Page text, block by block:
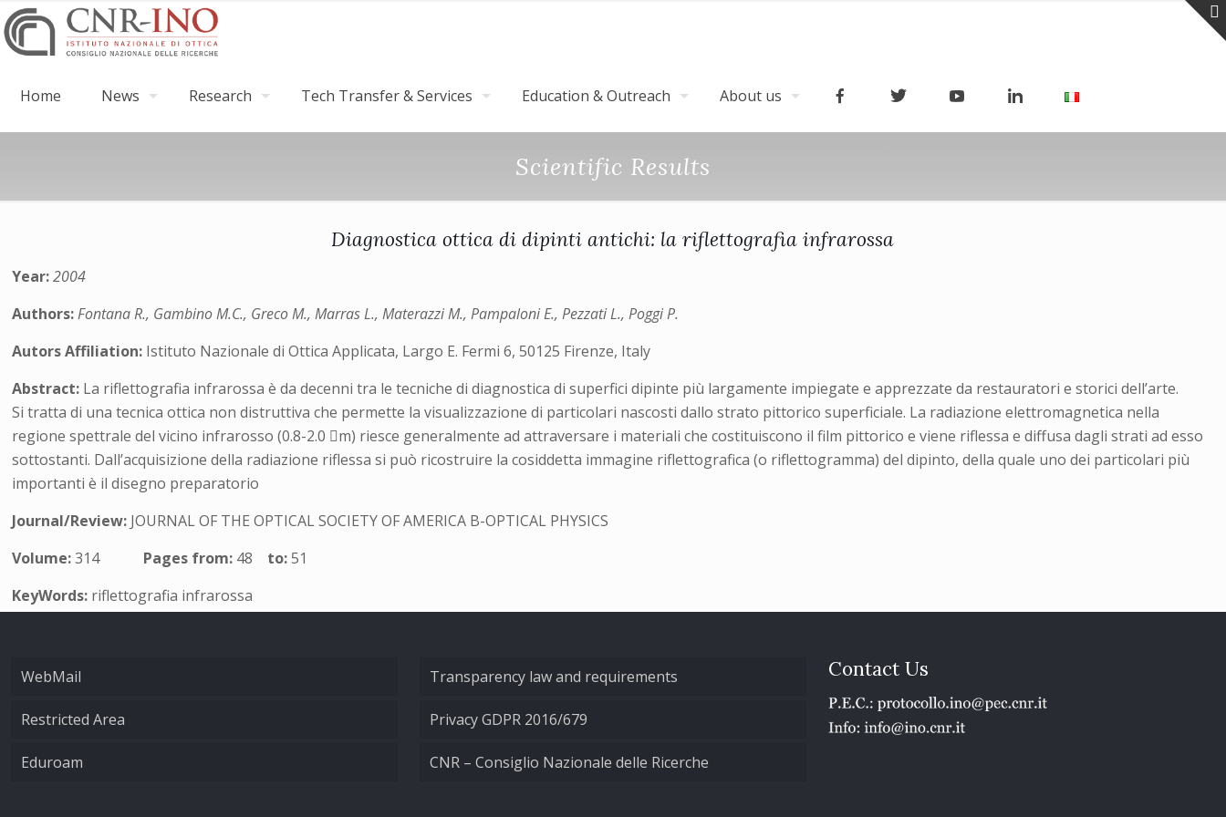
Home News Research Tech Transfer & Services Education & Outreach About us
Scientific Results
Diagnostica ottica di dipinti antichi: la riflettografia infrarossa
Year:2004
Authors:Fontana R., Gambino M.C., Greco M., Marras L., Materazzi M., Pampaloni E., Pezzati L., Poggi P.
Autors Affiliation: Istituto Nazionale di Ottica Applicata, Largo E. Fermi 6, 50125 Firenze, Italy
Abstract: La riflettografia infrarossa è da decenni tra le tecniche di diagnostica di superfici dipinte più largamente impiegate e apprezzate da restauratori e storici dell’arte.
Si tratta di una tecnica ottica non distruttiva che permette la visualizzazione di particolari nascosti dallo strato pittorico superficiale. La radiazione elettromagnetica nella
regione spettrale del vicino infrarosso (0.8-2.0 m) riesce generalmente ad attraversare i materiali che costituiscono il film pittorico e viene riflessa e diffusa dagli strati ad esso
sottostanti. Dall’acquisizione della radiazione riflessa si può ricostruire la cosiddetta immagine riflettografica (o riflettogramma) del dipinto, della quale uno dei particolari più
importanti è il disegno preparatorio
Journal/Review: JOURNAL OF THE OPTICAL SOCIETY OF AMERICA B-OPTICAL PHYSICS
Volume:314 Pages from: 48 to:51
KeyWords: riflettografia infrarossa
WebMail
Restricted Area
Eduroam
Transparency law and requirements
Privacy GDPR 2016/679
CNR – Consiglio Nazionale delle Ricerche
Contact Us